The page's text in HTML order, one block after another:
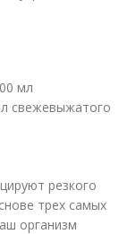
мл
свежевыжатого
резкого
трех самых
организм